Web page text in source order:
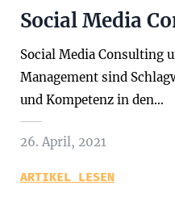
Social Media
Social Media Consulting
Management sind
und Kompetenz in den…
26. April, 2021
ARTIKEL LESEN